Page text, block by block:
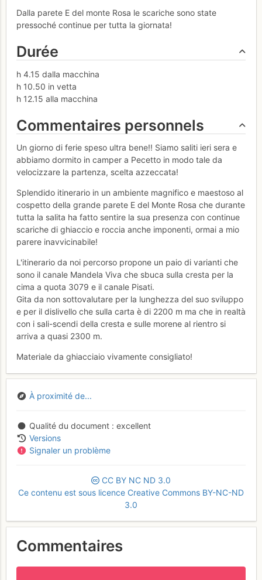
Dalla parete E del monte Rosa le scariche sono state
pressoché continue per tutta la giornata!
Durée
h 4.15 dalla macchina
h 10.50 in vetta
h 12.15 alla macchina
Commentaires personnels
Un giorno di ferie speso ultra bene!! Siamo saliti ieri sera e
abbiamo dormito in camper a Pecetto in modo tale da
velocizzare la partenza, scelta azzeccata!
Splendido itinerario in un ambiente magnifico e maestoso al
cospetto della grande parete E del Monte Rosa che durante
tutta la salita ha fatto sentire la sua presenza con continue
scariche di ghiaccio e roccia anche imponenti, ormai a mio
parere inavvicinabile!
L'itinerario da noi percorso propone un paio di varianti che
sono il canale Mandela Viva che sbuca sulla cresta per la
cima a quota 3079 e il canale Pisati.
Gita da non sottovalutare per la lunghezza del suo sviluppo
e per il dislivello che sulla carta è di 2200 m ma che in realtà
con i sali-scendi della cresta e sulle morene al rientro si
arriva a quasi 2300 m.
Materiale da ghiacciaio vivamente consigliato!
À proximité de...
Qualité du document
excellent
Versions
Signaler un problème
CC BY NC ND 3.0
Ce contenu est sous licence Creative Commons BY-NC-ND
3.0
Commentaires